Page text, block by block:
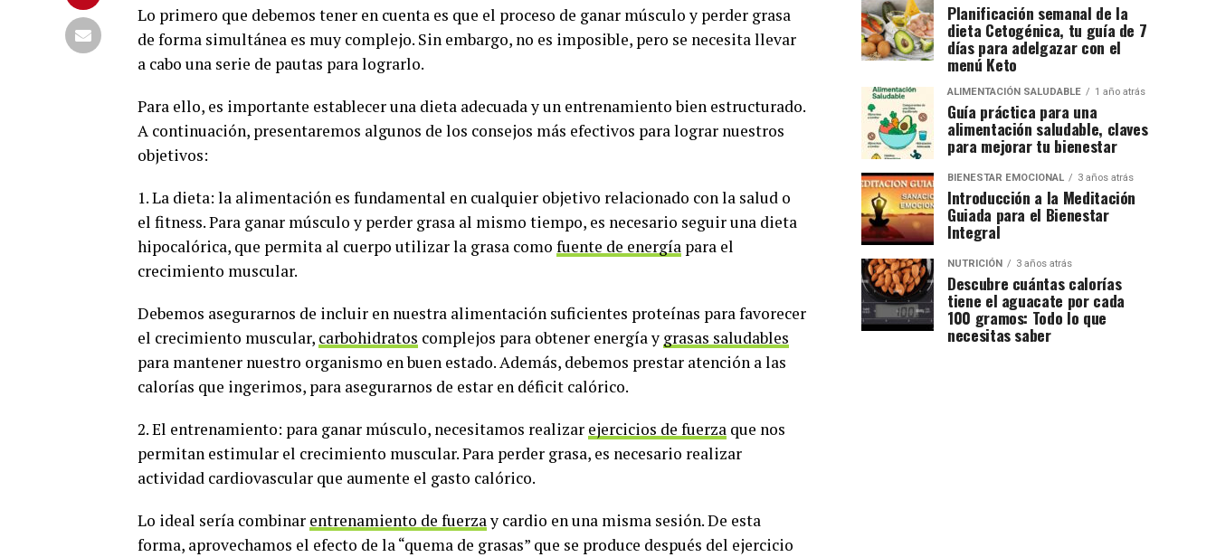
Lo primero que debemos tener en cuenta es que el proceso de ganar músculo y perder grasa
de forma simultánea es muy complejo. Sin embargo, no es imposible, pero se necesita llevar
a cabo una serie de pautas para lograrlo.
Para ello, es importante establecer una dieta adecuada y un entrenamiento bien estructurado.
A continuación, presentaremos algunos de los consejos más efectivos para lograr nuestros
objetivos:
1. La dieta: la alimentación es fundamental en cualquier objetivo relacionado con la salud o
el fitness. Para ganar músculo y perder grasa al mismo tiempo, es necesario seguir una dieta
hipocalórica, que permita al cuerpo utilizar la grasa como fuente de energía para el
crecimiento muscular.
Debemos asegurarnos de incluir en nuestra alimentación suficientes proteínas para favorecer
el crecimiento muscular, carbohidratos complejos para obtener energía y grasas saludables
para mantener nuestro organismo en buen estado. Además, debemos prestar atención a las
calorías que ingerimos, para asegurarnos de estar en déficit calórico.
2. El entrenamiento: para ganar músculo, necesitamos realizar ejercicios de fuerza que nos
permitan estimular el crecimiento muscular. Para perder grasa, es necesario realizar
actividad cardiovascular que aumente el gasto calórico.
Lo ideal sería combinar entrenamiento de fuerzay cardio en una misma sesión. De esta
forma, aprovechamos el efecto de la “quema de grasas” que se produce después del ejercicio
Planificación semanal de la
dieta Cetogénica, tu guía de 7
días para adelgazar con el
menú Keto
ALIMENTACIÓN SALUDABLE 1 año atrás
Guía práctica para una
alimentación saludable, claves
para mejorar tu bienestar
BIENESTAR EMOCIONAL 3 años atrás
Introducción a la Meditación
Guiada para el Bienestar
Integral
NUTRICIÓN 3 años atrás
Descubre cuántas calorías
tiene el aguacate por cada
100 gramos: Todo lo que
necesitas saber